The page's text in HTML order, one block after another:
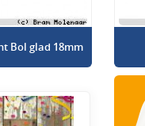
Bol glad 18mm